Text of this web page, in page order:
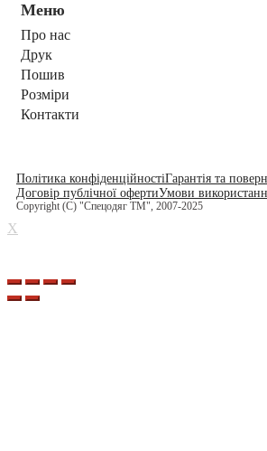
Меню
Про нас
Друк
Пошив
Розміри
Контакти
Copyright (C) "Спецодяг ТМ", 2007-2025
Політика конфіденційностіГарантія та
Договір публічної офертиУмови
X